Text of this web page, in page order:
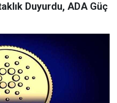
Duyurdu, ADA Güç